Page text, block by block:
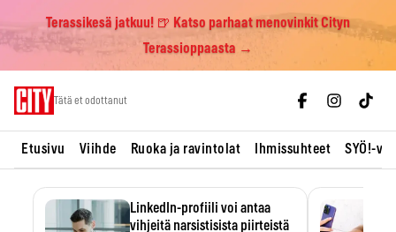
Terassikesä jatkuu! 🍺 Katso parhaat menovinkit Cityn
Terassioppaasta →
Tätä et odottanut
Etusivu Viihde Ruoka ja ravintolat Ihmissuhteet SYÖ!-
LinkedIn-profiili voi antaa
vihjeitä narsistisista piirteistä